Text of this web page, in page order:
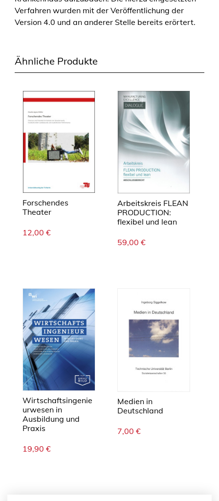
Verfahren wurden mit der Veröffentlichung der
Version 4.0 und an anderer Stelle bereits erörtert.
Ähnliche Produkte
Forschendes
Theater
12,00 €
Arbeitskreis FLEAN
PRODUCTION:
flexibel und lean
59,00 €
Wirtschaftsingenie
urwesen in
Ausbildung und
Praxis
19,90 €
Medien in
Deutschland
7,00 €